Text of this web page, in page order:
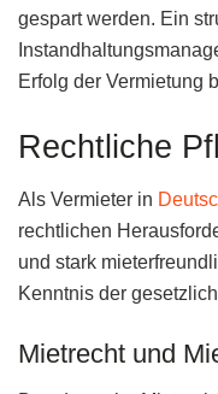
gespart werden. Ein
Erfolg der Vermietung
Rechtliche
Als Vermieter in
rechtlichen
und stark
Kenntnis der
Mietrecht und